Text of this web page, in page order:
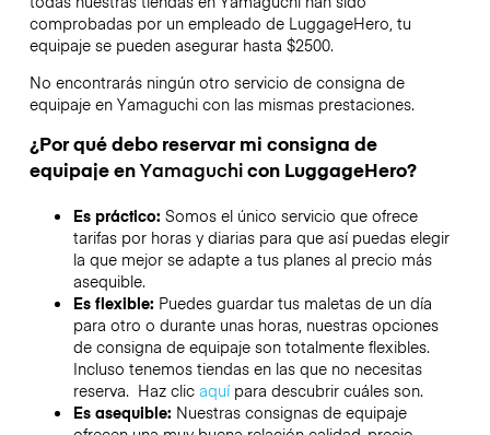
comprobadas por un empleado de LuggageHero, tu
equipaje se pueden asegurar hasta $2500.
No encontrarás ningún otro servicio de consigna de
equipaje en Yamaguchicon las mismas prestaciones.
¿Por qué debo reservar mi consigna de
equipaje enYamaguchicon LuggageHero?
Es práctico: Somos el único servicio que ofrece
tarifas por horas y diarias para que así puedas elegir
la que mejor se adapte a tus planes al precio más
asequible.
Es flexible: Puedes guardar tus maletas de un día
para otro o durante unas horas, nuestras opciones
de consigna de equipaje son totalmente flexibles.
Incluso tenemos tiendas en las que no necesitas
reserva. Haz clic aquípara descubrir cuáles son.
Es asequible: Nuestras consignas de equipaje